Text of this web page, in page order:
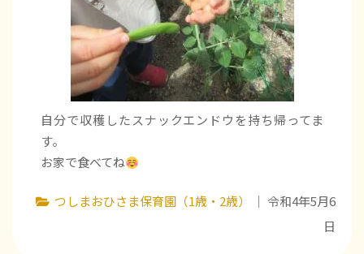
自分で収穫したスナックエンドウを持ち帰ってま
す。
お家で食べてね
つしまおひさま保育園（1歳・2歳）
｜ 令和4年5月6
日